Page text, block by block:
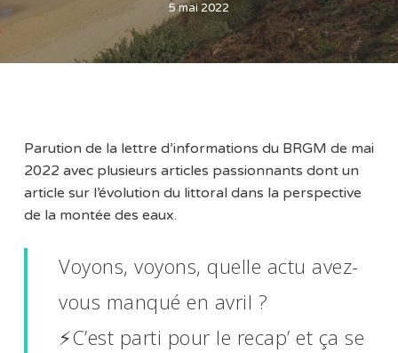
5 mai 2022
Parution de la lettre d’informations du BRGM de mai
2022 avec plusieurs articles passionnants dont un
article sur l’évolution du littoral dans la perspective
de la montée des eaux.
Voyons, voyons, quelle actu avez-
vous manqué en avril ?
⚡C’est parti pour le recap’ et ça se